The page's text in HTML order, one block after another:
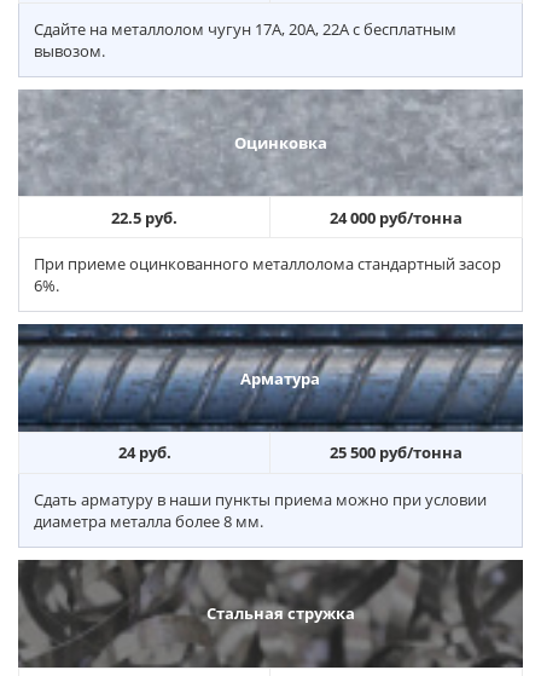
Сдайте на металлолом чугун 17А, 20А, 22А с бесплатным
вывозом.
Оцинковка
22.5 руб. 24 000 руб/тонна
При приеме оцинкованного металлолома стандартный засор
6%.
Арматура
24 руб. 25 500 руб/тонна
Сдать арматуру в наши пункты приема можно при условии
диаметра металла более 8 мм.
Стальная стружка